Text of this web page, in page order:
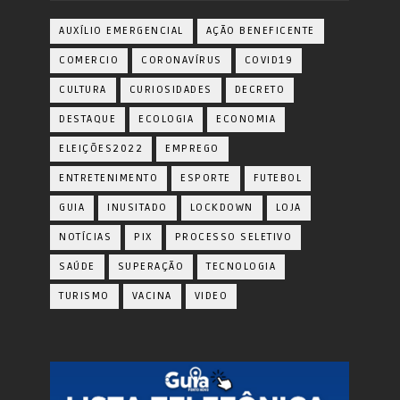
AUXÍLIO EMERGENCIAL AÇÃO BENEFICENTE
COMERCIO CORONAVÍRUS COVID19
CULTURA CURIOSIDADES DECRETO
DESTAQUE ECOLOGIA ECONOMIA
ELEIÇÕES2022 EMPREGO
ENTRETENIMENTO ESPORTE FUTEBOL
GUIA INUSITADO LOCKDOWN LOJA
NOTÍCIAS PIX PROCESSO SELETIVO
SAÚDE SUPERAÇÃO TECNOLOGIA
TURISMO VACINA VIDEO